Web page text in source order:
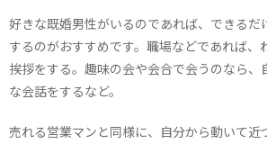
好きな既婚男性がいるのであれば、できるだ
するのがおすすめです。職場などであれば、
挨拶をする。趣味の会や会合で会うのなら、
な会話をするなど。
売れる営業マンと同様に、自分から動いて近